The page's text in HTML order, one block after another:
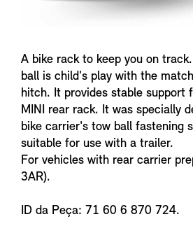
A bike rack to keep you on
ball is child's play with the
hitch. It provides stable support
MINI rear rack. It was specially
bike carrier's tow ball fastening
suitable for use with a trailer.
For vehicles with rear carrier
3AR).
ID da Peça: 71 60 6 870 724.